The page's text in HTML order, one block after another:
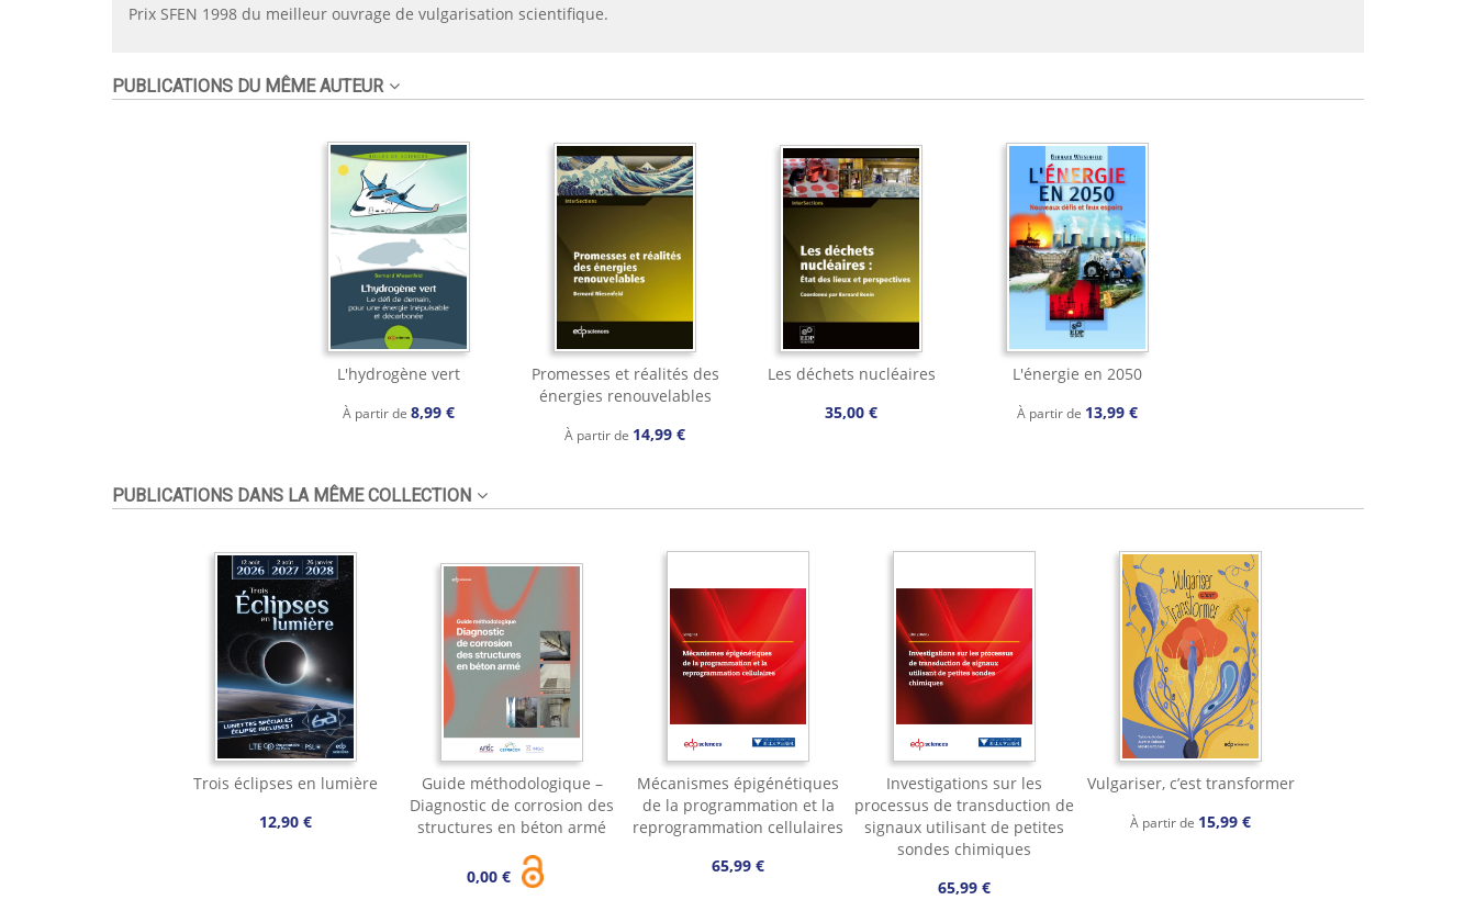
Prix SFEN 1998 du meilleur ouvrage de vulgarisation scientifique.
PUBLICATIONS DU MÊME AUTEUR
L'hydrogène vert
À partir de 8,99 €
Promesses et réalités des
énergies renouvelables
À partir de 14,99 €
Les déchets nucléaires
35,00 €
L'énergie en 2050
À partir de 13,99 €
PUBLICATIONS DANS LA MÊME COLLECTION
Trois éclipses en lumière
12,90 €
Guide méthodologique –
Diagnostic de corrosion des
structures en béton armé
0,00 €
Mécanismes épigénétiques
de la programmation et la
reprogrammation cellulaires
65,99 €
Investigations sur les
processus de transduction de
signaux utilisant de petites
sondes chimiques
65,99 €
Vulgariser, c’est transformer
À partir de 15,99 €